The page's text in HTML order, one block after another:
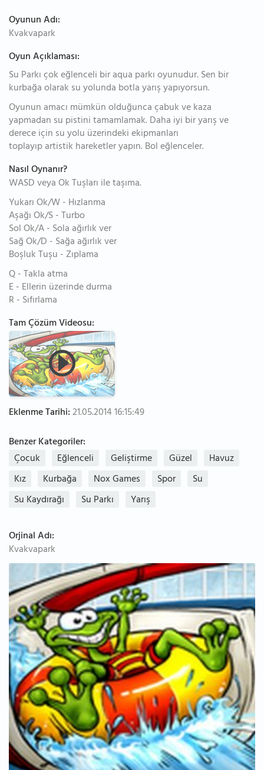
Oyunun Adı:
Kvakvapark
Oyun Açıklaması:
Su Parkı çok eğlenceli bir aqua parkı oyunudur. Sen bir
kurbağa olarak su yolunda botla yarış yapıyorsun.
Oyunun amacı mümkün olduğunca çabuk ve kaza
yapmadan su pistini tamamlamak. Daha iyi bir yarış ve
derece için su yolu üzerindeki ekipmanları
toplayıp artistik hareketler yapın. Bol eğlenceler.
Nasıl Oynanır?
WASD veya Ok Tuşları ile taşıma.
Yukarı Ok/W - Hızlanma
Aşağı Ok/S - Turbo
Sol Ok/A - Sola ağırlık ver
Sağ Ok/D - Sağa ağırlık ver
Boşluk Tuşu - Zıplama
Q - Takla atma
E - Ellerin üzerinde durma
R - Sıfırlama
Tam Çözüm Videosu:
Eklenme Tarihi:21.05.2014 16:15:49
Benzer Kategoriler:
Çocuk
Eğlenceli Geliştirme Güzel
Havuz
Kız
Kurbağa Nox Games Spor
Su
Su Kaydırağı
Su Parkı Yarış
Orjinal Adı:
Kvakvapark